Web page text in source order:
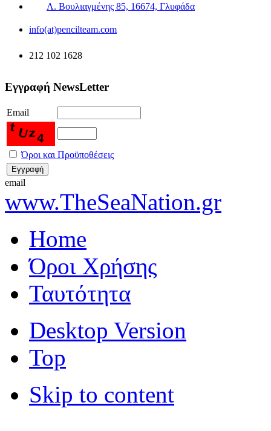
Λ. Βουλιαγμένης 85, 16674, Γλυφάδα
info(at)pencilteam.com
212 102 1628
Εγγραφή NewsLetter
Email
Όροι και Προϋποθέσεις
email
www.TheSeaNation.gr
Home
Όροι Χρήσης
Ταυτότητα
Desktop Version
Top
Skip to content